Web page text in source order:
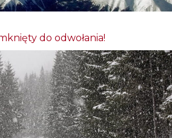
do odwołania!